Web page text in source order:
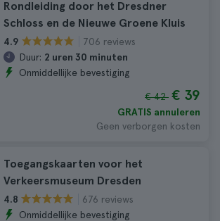
Rondleiding door het Dresdner
Schloss en de Nieuwe Groene Kluis
4.9
706 reviews
Duur: 2 uren 30 minuten
Onmiddellijke bevestiging
€ 42 € 39
GRATIS annuleren
Geen verborgen kosten
Toegangskaarten voor het
Verkeersmuseum Dresden
4.8
676 reviews
Onmiddellijke bevestiging